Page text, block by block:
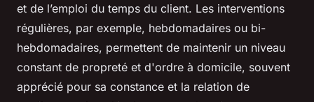
et de l’emploi du temps du client. Les interventions
régulières, par exemple, hebdomadaires ou bi-
hebdomadaires, permettent de maintenir un niveau
constant de propreté et d'ordre à domicile, souvent
apprécié pour sa constance et la relation de